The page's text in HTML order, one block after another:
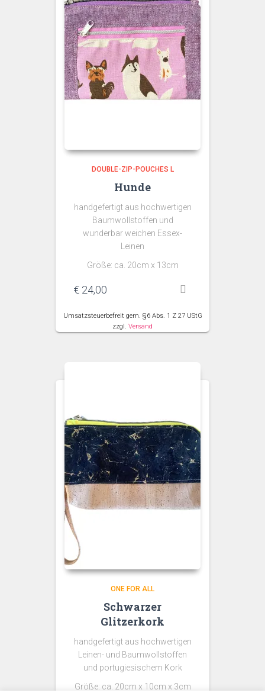
DOUBLE-ZIP-POUCHES L
Hunde
handgefertigt aus hochwertigen
Baumwollstoffen und
wunderbar weichen Essex-
Leinen
Größe: ca. 20cm x 13cm
€ 24,00
Umsatzsteuerbefreit gem. §6 Abs. 1 Z 27 UStG
zzgl. Versand
ONE FOR ALL
Schwarzer
Glitzerkork
handgefertigt aus hochwertigen
Leinen- und Baumwollstoffen
und portugiesischem Kork
Größe: ca. 20cm x 10cm x 3cm